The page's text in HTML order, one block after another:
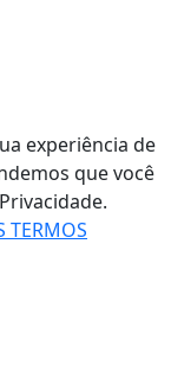
experiência de
que você
TERMOS